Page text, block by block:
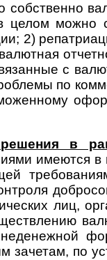
целом можно
2)
с
по
в
име­ют­ся в
лиц,
заче­там, по